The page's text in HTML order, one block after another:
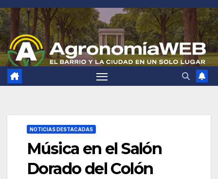
Saltar
al
contenido
NOTICIAS DESTACADAS
Música en el Salón
Dorado del Colón